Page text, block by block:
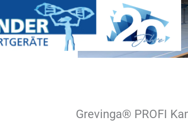
Grevinga® PROFI
Grevinga®